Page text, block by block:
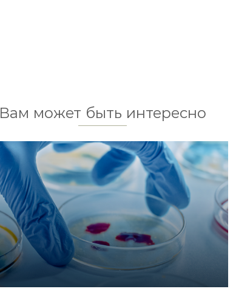
Вам может быть интересно